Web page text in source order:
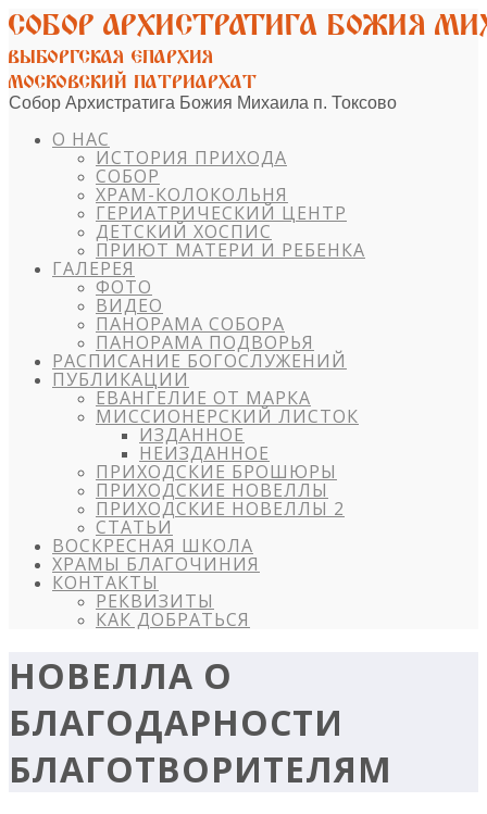
Собор Архистратига Божия Михаила п. Токсово
О НАС
ИСТОРИЯ ПРИХОДА
СОБОР
ХРАМ-КОЛОКОЛЬНЯ
ГЕРИАТРИЧЕСКИЙ ЦЕНТР
ДЕТСКИЙ ХОСПИС
ПРИЮТ МАТЕРИ И РЕБЕНКА
ГАЛЕРЕЯ
ФОТО
ВИДЕО
ПАНОРАМА СОБОРА
ПАНОРАМА ПОДВОРЬЯ
РАСПИСАНИЕ БОГОСЛУЖЕНИЙ
ПУБЛИКАЦИИ
ЕВАНГЕЛИЕ ОТ МАРКА
МИССИОНЕРСКИЙ ЛИСТОК
ИЗДАННОЕ
НЕИЗДАННОЕ
ПРИХОДСКИЕ БРОШЮРЫ
ПРИХОДСКИЕ НОВЕЛЛЫ
ПРИХОДСКИЕ НОВЕЛЛЫ 2
СТАТЬИ
ВОСКРЕСНАЯ ШКОЛА
ХРАМЫ БЛАГОЧИНИЯ
КОНТАКТЫ
РЕКВИЗИТЫ
КАК ДОБРАТЬСЯ
НОВЕЛЛА О
БЛАГОДАРНОСТИ
БЛАГОТВОРИТЕЛЯМ